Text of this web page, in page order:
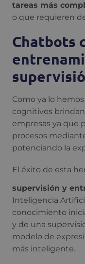
tareas más
o que requieren
Chatbots
Como ya lo
cognitivos
empresas ya que
procesos
potenciando la
El éxito de esta
supervisión y
Inteligencia
conocimiento
y de una
modelo de
más inteligente.